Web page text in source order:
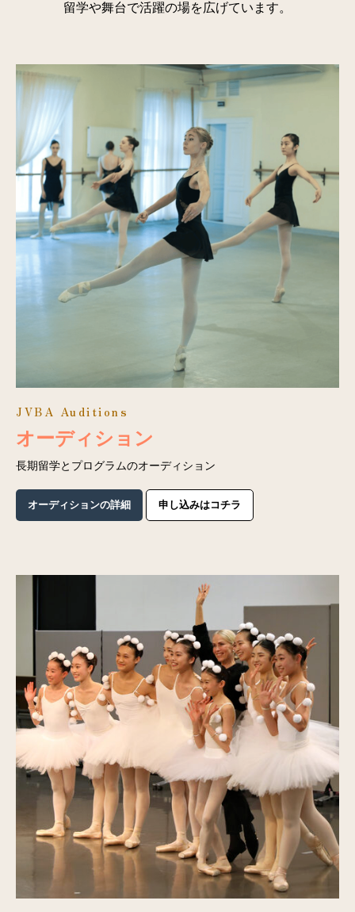
留学や舞台で活躍の場を広げています。
JVBA Auditions
オーディション
長期留学とプログラムのオーディション
オーディションの詳細 申し込みはコチラ